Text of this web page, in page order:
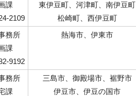
課
2109
東伊豆町、河津町、南伊豆町
松崎町、西伊豆町
務所
課
9192
熱海市、伊東市
務所
課
三島市、御殿場市、裾野市
伊豆市、伊豆の国市